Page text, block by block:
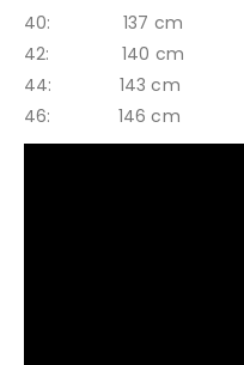
40: 137 cm
42: 140 cm
44: 143 cm
46: 146 cm